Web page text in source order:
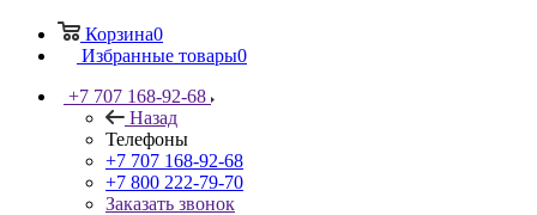
Корзина0
Избранные товары0
+7 707 168-92-68
Назад
Телефоны
+7 707 168-92-68
+7 800 222-79-70
Заказать звонок